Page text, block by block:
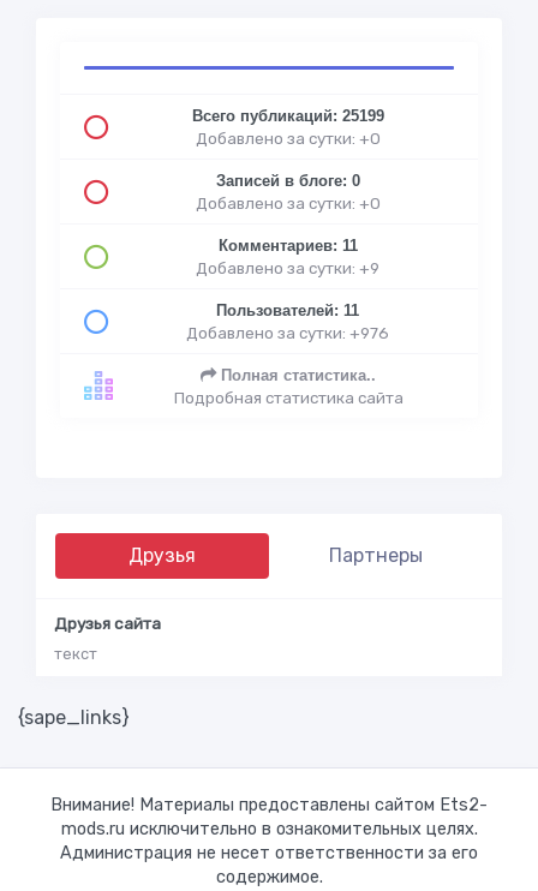
Всего публикаций: 25199
Добавлено за сутки: +0
Записей в блоге: 0
Добавлено за сутки: +0
Комментариев: 11
Добавлено за сутки: +9
Пользователей: 11
Добавлено за сутки: +976
Полная статистика..
Подробная статистика сайта
Друзья Партнеры
Друзья сайта
текст
{sape_links}
Внимание! Материалы предоставлены сайтом Ets2-
mods.ru исключительно в ознакомительных целях.
Администрация не несет ответственности за его
содержимое.